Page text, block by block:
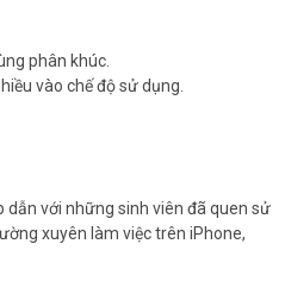
phân khúc.
vào chế độ sử dụng.
dẫn với những sinh viên đã quen sử
xuyên làm việc trên iPhone,